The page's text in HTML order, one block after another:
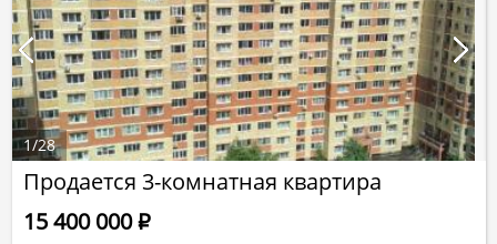
Продается 3-комнатная квартира
15 400 000Р
1/28